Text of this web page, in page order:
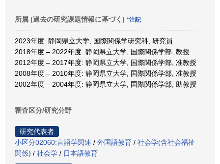
所属 (過去の研究課題情報に基づく) *注記
2023年度: 静岡県立大学, 国際関係学研究科, 研究員
2018年度 – 2022年度: 静岡県立大学, 国際関係学部, 教授
2012年度 – 2017年度: 静岡県立大学, 国際関係学部, 准教授
2008年度 – 2010年度: 静岡県立大学, 国際関係学部, 准教授
2002年度 – 2004年度: 静岡県立大学, 国際関係学部, 助教授
審査区分/研究分野
研究代表者
小区分02060:言語学関連 / 外国語教育 / 社会学(含社会福祉
関係) / 社会学 / 日本語教育